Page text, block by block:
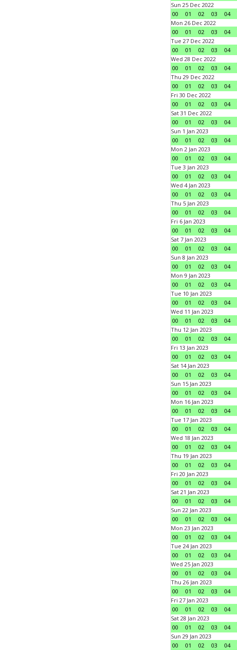
Sun 25 Dec 2022
00
01 02 03 04
Mon 26 Dec 2022
00
01 02 03 04
Tue 27 Dec 2022
00
01 02 03 04
Wed 28 Dec 2022
00
01 02 03 04
Thu 29 Dec 2022
00
01 02 03 04
Fri 30 Dec 2022
00
01 02 03 04
Sat 31 Dec 2022
00
01 02 03 04
Sun 1 Jan 2023
00
01 02 03 04
Mon 2 Jan 2023
00
01 02 03 04
Tue 3 Jan 2023
00
01 02 03 04
Wed 4 Jan 2023
00
01 02 03 04
Thu 5 Jan 2023
00
01 02 03 04
Fri 6 Jan 2023
00
01 02 03 04
Sat 7 Jan 2023
00
01 02 03 04
Sun 8 Jan 2023
00
01 02 03 04
Mon 9 Jan 2023
00
01 02 03 04
Tue 10 Jan 2023
00
01 02 03 04
Wed 11 Jan 2023
00
01 02 03 04
Thu 12 Jan 2023
00
01 02 03 04
Fri 13 Jan 2023
00
01 02 03 04
Sat 14 Jan 2023
00
01 02 03 04
Sun 15 Jan 2023
00
01 02 03 04
Mon 16 Jan 2023
00
01 02 03 04
Tue 17 Jan 2023
00
01 02 03 04
Wed 18 Jan 2023
00
01 02 03 04
Thu 19 Jan 2023
00
01 02 03 04
Fri 20 Jan 2023
00
01 02 03 04
Sat 21 Jan 2023
00
01 02 03 04
Sun 22 Jan 2023
00
01 02 03 04
Mon 23 Jan 2023
00
01 02 03 04
Tue 24 Jan 2023
00
01 02 03 04
Wed 25 Jan 2023
00
01 02 03 04
Thu 26 Jan 2023
00
01 02 03 04
Fri 27 Jan 2023
00
01 02 03 04
Sat 28 Jan 2023
00
01 02 03 04
Sun 29 Jan 2023
00
01 02 03 04